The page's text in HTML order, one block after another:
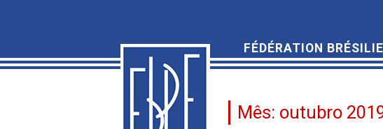
FÉDÉRATION
Mês: outubro